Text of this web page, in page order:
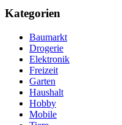
Kategorien
Baumarkt
Drogerie
Elektronik
Freizeit
Garten
Haushalt
Hobby
Mobile